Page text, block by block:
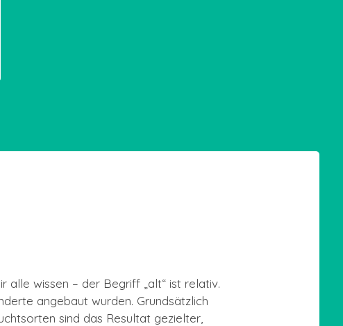
alle wissen – der Begriff „alt“ ist relativ.
angebaut wurden. Grundsätzlich
sind das Resultat gezielter,